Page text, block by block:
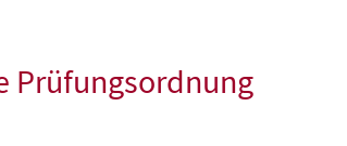
Prüfungsordnung